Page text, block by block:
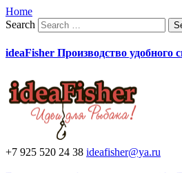
Home
Search
ideaFisher Производство
+7 925 520 24 38 ideafisher@ya.ru